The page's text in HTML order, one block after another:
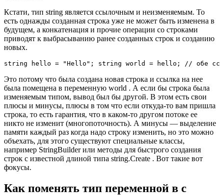
Кстати, тип string является ссылочным и неизменяемым. То
есть однажды созданная строка уже не может быть изменена в
будущем, а конкатенация и прочие операции со строками
приводят к выбрасыванию ранее созданных строк и созданию
новых.
string hello = "Hello"; string world = hello; // обе
Это потому что была создана новая строка и ссылка на нее
была помещена в переменную world . А если бы строка была
изменяемым типом, вывод был бы другой. В этом есть свои
плюсы и минусы, плюсы в том что если откуда-то вам пришла
строка, то есть гарантия, что в каком-то другом потоке ее
никто не изменит (многопоточность). А минусы — выделение
памяти каждый раз когда надо строку изменить, но это можно
объехать, для этого существуют специальные классы,
например StringBuilder или методы для быстрого создания
строк с известной длиной типа string.Create . Вот такие вот
фокусы.
Как поменять тип переменной в c